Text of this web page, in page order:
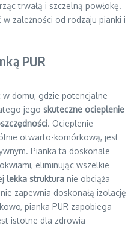
trwałą i szczelną powłokę.
w zależności od rodzaju pianki i
PUR
w domu, gdzie potencjalne
jego skuteczne ocieplenie
. Ocieplenie
otwarto-komórkową, jest
Pianka ta doskonale
eliminując wszelkie
lekka struktura nie obciąża
zapewnia doskonałą izolację
pianka PUR zapobiega
istotne dla zdrowia